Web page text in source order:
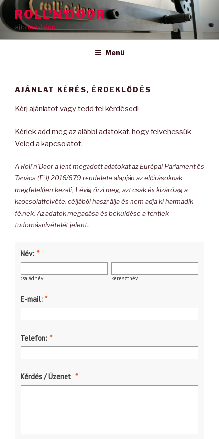
Tartalomhoz
ROLL’N’DOOR
ajtó.másképp
Menü
AJÁNLAT KÉRÉS, ÉRDEKLŐDÉS
Kérj ajánlatot vagy tedd fel kérdésed!
Kérlek add meg az alábbi adatokat, hogy felvehessük
Veled a kapcsolatot.
A Roll’n’Door a lent megadott adatokat az Európai Parlament és
Tanács (EU) 2016/679 rendelete alapján az előírásoknak
megfelelően kezeli, 1 évig őrzi meg, azt csak és kizárólag a
kapcsolatfelvétel céljából használja és nem adja ki harmadik
félnek. Az adatok megadása és beküldése a fentiek
tudomásulvételét jelenti.
Név: *
családnév keresztnév
E-mail: *
Telefon: *
Kérdés / Üzenet *